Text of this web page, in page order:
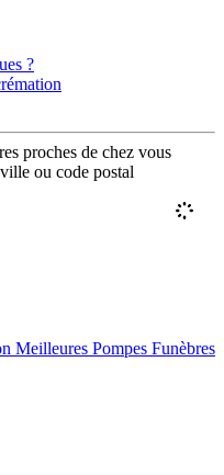
?
proches de chez vous
ou code postal
Meilleures Pompes Funèbres